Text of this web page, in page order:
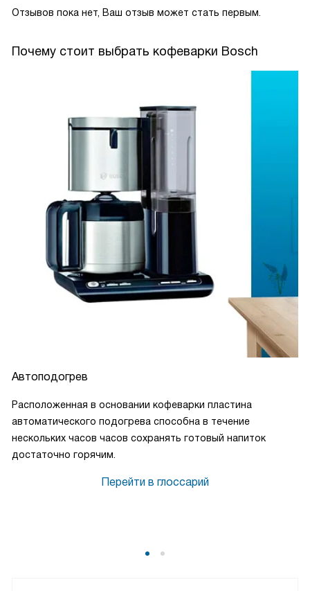
Отзывов пока нет, Ваш отзыв может стать первым.
Почему стоит выбрать кофеварки Bosch
Автоподогрев
Расположенная в основании кофеварки пластина
автоматического подогрева способна в течение
нескольких часов часов сохранять готовый напиток
достаточно горячим.
Перейти в глоссарий